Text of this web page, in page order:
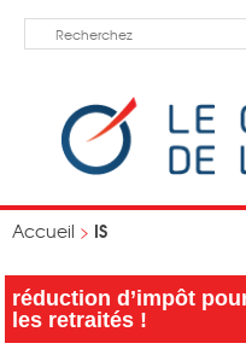
Accueil > IS
réduction d’impôt
les retraités !